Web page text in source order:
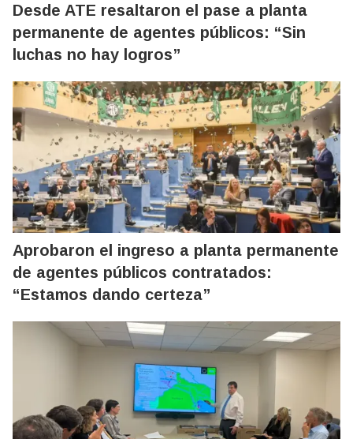
Desde ATE resaltaron el pase a planta
permanente de agentes públicos: “Sin
luchas no hay logros”
Aprobaron el ingreso a planta permanente
de agentes públicos contratados:
“Estamos dando certeza”